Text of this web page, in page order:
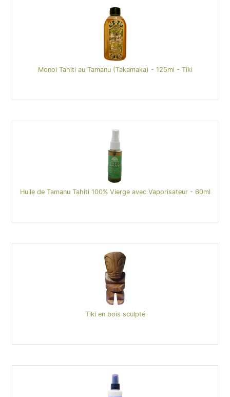
Monoi Tahiti au Tamanu (Takamaka) - 125ml - Tiki
Huile de Tamanu Tahiti 100% Vierge avec Vaporisateur - 60ml
Tiki en bois sculpté